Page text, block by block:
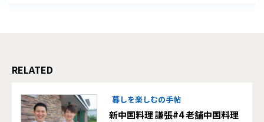
RELATED
暮しを楽しむの手帖
新中国料理 謙張#4 老舗中国料理